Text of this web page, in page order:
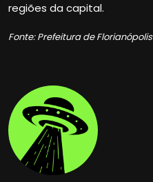
regiões da capital.
Fonte: Prefeitura de Florianópolis